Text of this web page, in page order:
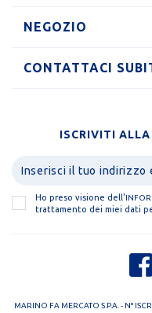
NEGOZIO
CONTATTACI
ISCRIVITI
Ho preso visione dell'
trattamento dei miei dati
MARINO FA MERCATO S.P.A. - N°